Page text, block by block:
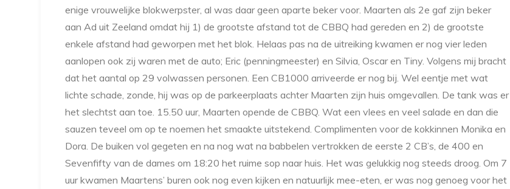
enige vrouwelijke blokwerpster, al was daar geen aparte beker voor. Maarten als 2e gaf zijn beker
aan Ad uit Zeeland omdat hij 1) de grootste afstand tot de CBBQ had gereden en 2) de grootste
enkele afstand had geworpen met het blok. Helaas pas na de uitreiking kwamen er nog vier leden
aanlopen ook zij waren met de auto; Eric (penningmeester) en Silvia, Oscar en Tiny. Volgens mij bracht
dat het aantal op 29 volwassen personen. Een CB1000 arriveerde er nog bij. Wel eentje met wat
lichte schade, zonde, hij was op de parkeerplaats achter Maarten zijn huis omgevallen. De tank was er
het slechtst aan toe. 15.50 uur, Maarten opende de CBBQ. Wat een vlees en veel salade en dan die
sauzen teveel om op te noemen het smaakte uitstekend. Complimenten voor de kokkinnen Monika en
Dora. De buiken vol gegeten en na nog wat na babbelen vertrokken de eerste 2 CB’s, de 400 en
Sevenfifty van de dames om 18:20 het ruime sop naar huis. Het was gelukkig nog steeds droog. Om 7
uur kwamen Maartens’ buren ook nog even kijken en natuurlijk mee-eten, er was nog genoeg voor het